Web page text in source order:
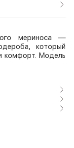
мериноса —
который
комфорт. Модель